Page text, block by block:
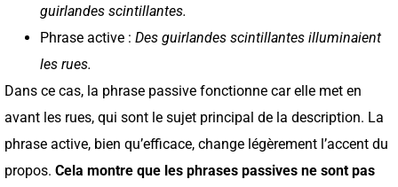
guirlandes scintillantes.
Phrase active : Des guirlandes scintillantes illuminaient
les rues.
Dans ce cas, la phrase passive fonctionne car elle met en
avant les rues, qui sont le sujet principal de la description. La
phrase active, bien qu’efficace, change légèrement l’accent du
propos. Cela montre que les phrases passives ne sont pas